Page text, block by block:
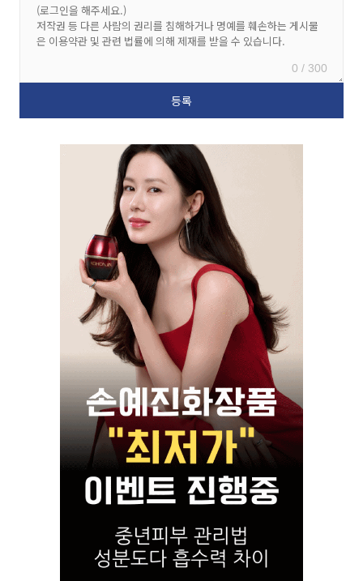
0 / 300